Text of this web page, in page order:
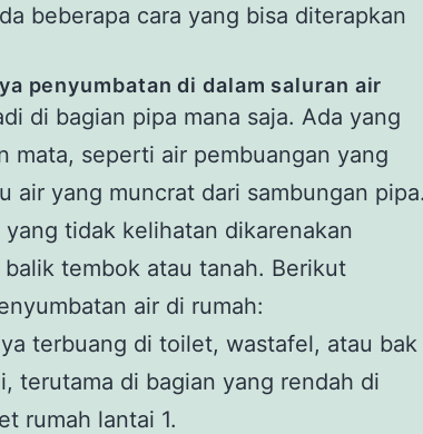
beberapa cara yang bisa diterapkan
penyumbatan di dalam saluran air
di bagian pipa mana saja. Ada yang
mata, seperti air pembuangan yang
air yang muncrat dari sambungan pipa.
tidak kelihatan dikarenakan
tembok atau tanah. Berikut
air di rumah:
terbuang di toilet, wastafel, atau bak
terutama di bagian yang rendah di
rumah lantai 1.